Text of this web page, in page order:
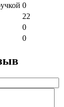
0
22
0
0